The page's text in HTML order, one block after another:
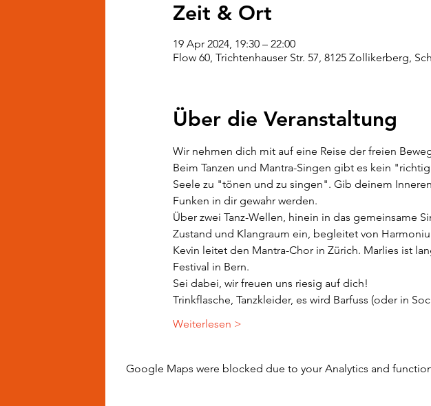
Zeit & Ort
19 Apr 2024, 19:30 – 22:00
Flow 60, Trichtenhauser Str. 57, 8125 Zollikerberg,
Über die Veranstaltung
Wir nehmen dich mit auf eine Reise der freien
Beim Tanzen und Mantra-Singen gibt es kein
Seele zu "tönen und zu singen". Gib deinem
Funken in dir gewahr werden.
Über zwei Tanz-Wellen, hinein in das gemeinsame
Zustand und Klangraum ein, begleitet von
Kevin leitet den Mantra-Chor in Zürich. Marlies ist
Festival in Bern.
Sei dabei, wir freuen uns riesig auf dich!
Trinkflasche, Tanzkleider, es wird Barfuss (oder in
Weiterlesen >
Google Maps were blocked due to your Analytics and